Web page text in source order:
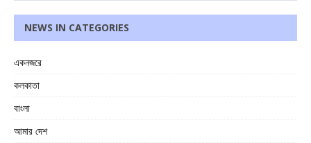
NEWS IN CATEGORIES
একনজরে
কলকাতা
বাংলা
আমার দেশ